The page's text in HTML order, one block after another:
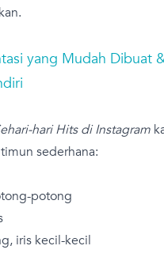
yang Mudah Dibuat
hari Hits di Instagram
sederhana:
potong
iris kecil-kecil